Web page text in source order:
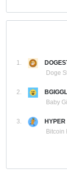
1.
Doge
2.
Baby
3.
HYPER
Bitcoin